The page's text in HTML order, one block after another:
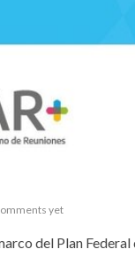
yet
del Plan